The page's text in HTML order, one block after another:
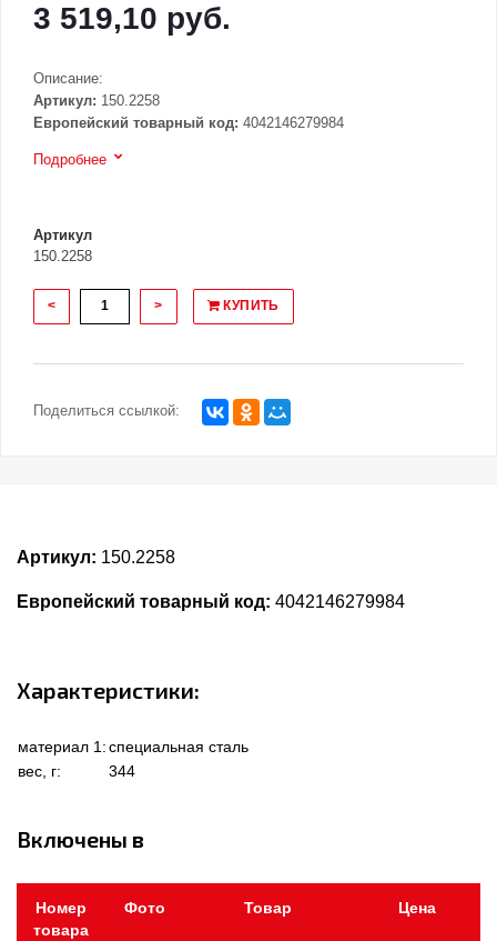
3 519,10 руб.
Описание:
Артикул: 150.2258
Европейский товарный код: 4042146279984
Подробнее
Артикул
150.2258
< > КУПИТЬ
Поделиться ссылкой:
Артикул: 150.2258
Европейский товарный код: 4042146279984
Характеристики:
материал 1:специальная сталь
вес, г:
344
Включены в
Номер
товара
Фото Товар Цена